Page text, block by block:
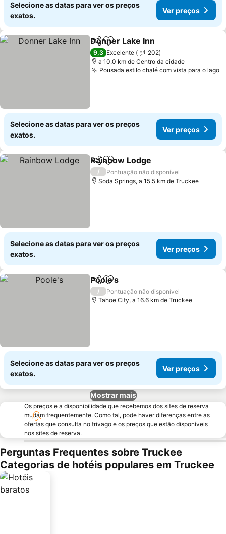
Selecione as datas para ver os preços
exatos.
Ver preços
PartilharAdicionar aos favoritos
Donner Lake Inn
9,3 Excelente
202
a 10.0 km de Centro da cidade
Pousada estilo chalé com vista para o lago
Selecione as datas para ver os preços
exatos.
Ver preços
PartilharAdicionar aos favoritos
Rainbow Lodge
/
Pontuação não disponível
Soda Springs, a 15.5 km de Truckee
Selecione as datas para ver os preços
exatos.
Ver preços
PartilharAdicionar aos favoritos
Poole's
/
Pontuação não disponível
Tahoe City, a 16.6 km de Truckee
Selecione as datas para ver os preços
exatos.
Ver preços
Mostrar mais
Os preços e a disponibilidade que recebemos dos sites de reserva
mudam frequentemente. Como tal, pode haver diferenças entre as
ofertas que consulta no trivago e os preços que estão disponíveis
nos sites de reserva.
Perguntas Frequentes sobre Truckee
Categorias de hotéis populares em Truckee